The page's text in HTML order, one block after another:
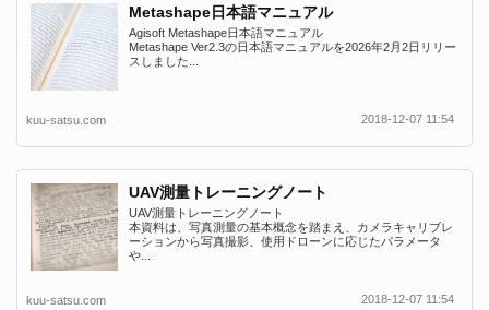
Metashape日本語マニュアル
Agisoft Metashape日本語マニュアル
Metashape Ver2.3の日本語マニュアルを2026年2月2日リリー
スしました...
kuu-satsu.com 2018-12-07 11:54
UAV測量トレーニングノート
UAV測量トレーニングノート
本資料は、写真測量の基本概念を踏まえ、カメラキャリブレ
ーションから写真撮影、使用ドローンに応じたパラメータ
や...
kuu-satsu.com 2018-12-07 11:54